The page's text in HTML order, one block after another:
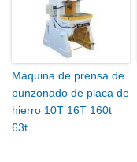
Máquina de prensa de
punzonado de placa de
hierro 10T 16T 160t
63t